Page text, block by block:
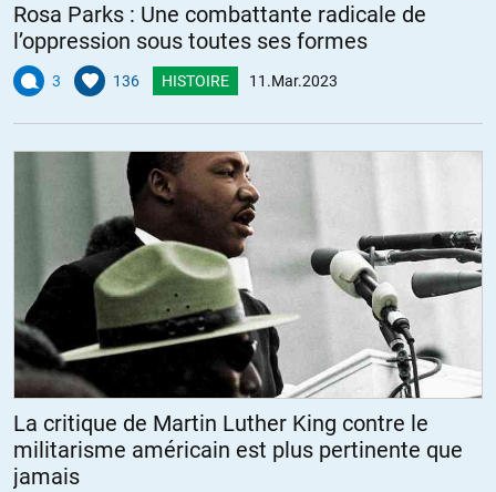
Rosa Parks : Une combattante radicale de
l’oppression sous toutes ses formes
3 136 HISTOIRE 11.Mar.2023
La critique de Martin Luther King contre le
militarisme américain est plus pertinente que
jamais